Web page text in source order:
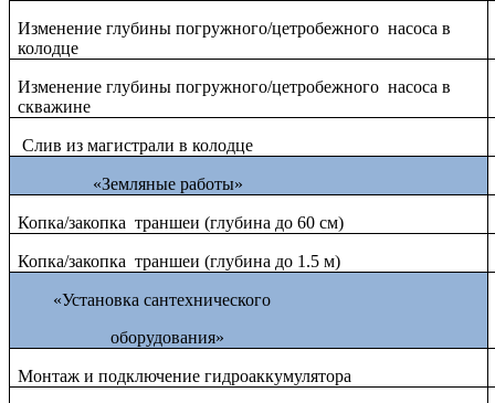
Изменение глубины погружного/цетробежного насоса в
колодце
Изменение глубины погружного/цетробежного насоса в
скважине
Слив из магистрали в колодце
«Земляные работы»
Копка/закопка траншеи (глубина до 60 см)
Копка/закопка траншеи (глубина до 1.5 м)
«Установка сантехнического
оборудования»
Монтаж и подключение гидроаккумулятора